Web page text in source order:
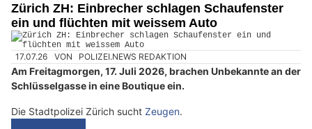
Zürich ZH: Einbrecher schlagen Schaufenster
ein und flüchten mit weissem Auto
17.07.26 VON POLIZEI.NEWS REDAKTION
Am Freitagmorgen, 17. Juli 2026, brachen Unbekannte an der
Schlüsselgasse in eine Boutique ein.
Die Stadtpolizei Zürich sucht Zeugen.